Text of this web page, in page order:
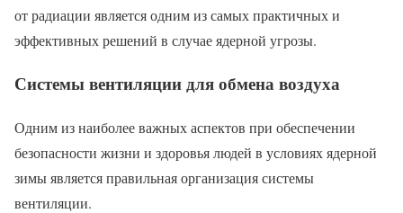
от радиации является одним из самых практичных и
эффективных решений в случае ядерной угрозы.
Системы вентиляции для обмена воздуха
Одним из наиболее важных аспектов при обеспечении
безопасности жизни и здоровья людей в условиях ядерной
зимы является правильная организация системы
вентиляции.